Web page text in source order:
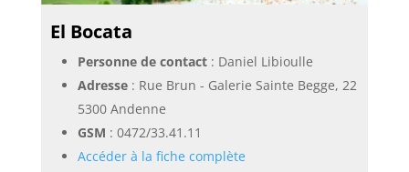
El Bocata
Personne de contact: Daniel Libioulle
Adresse: Rue Brun - Galerie Sainte Begge, 22
5300 Andenne
GSM : 0472/33.41.11
Accéder à la fiche complète